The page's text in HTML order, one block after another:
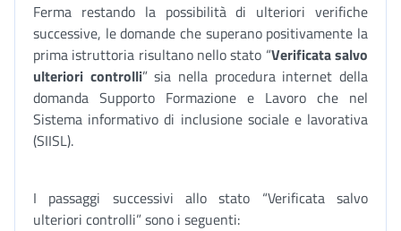
Ferma restando la possibilità di ulteriori verifiche
successive, le domande che superano positivamente la
prima istruttoria risultano nello stato “Verificata salvo
ulteriori controlli” sia nella procedura internet della
domanda Supporto Formazione e Lavoro che nel
Sistema informativo di inclusione sociale e lavorativa
(SIISL).
I passaggi successivi allo stato “Verificata salvo
ulteriori controlli” sono i seguenti: